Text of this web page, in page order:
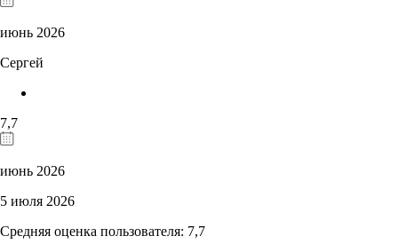
июнь 2026
Сергей
7,7
июнь 2026
5 июля 2026
Средняя оценка пользователя: 7,7